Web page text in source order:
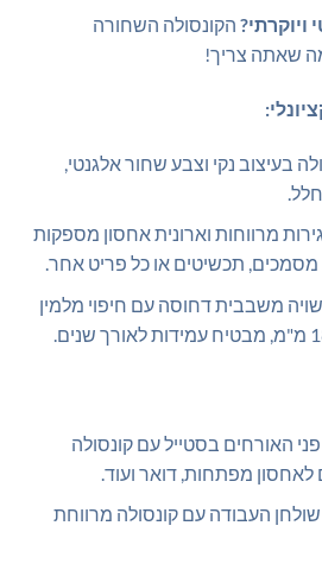
הקונסולה השחורה
שאתה צריך!
בעיצוב נקי וצבע שחור אלגנטי,
מרווחות וארונית אחסון מספקות
תכשיטים או כל פריט אחר.
משבבית דחוסה עם חיפוי מלמין
האורחים בסטייל עם קונסולה
מפתחות, דואר ועוד.
שולחן העבודה עם קונסולה מרווחת